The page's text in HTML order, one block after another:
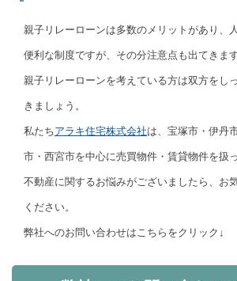
親子リレーローンは多数のメリットがあり、
便利な制度ですが、その分注意点も出てきます
親子リレーローンを考えている方は双方をし
きましょう。
私たちアラキ住宅株式会社は、宝塚市・伊丹
市・西宮市を中心に売買物件・賃貸物件を扱
不動産に関するお悩みがございましたら、お
ください。
弊社へのお問い合わせはこちらをクリック↓